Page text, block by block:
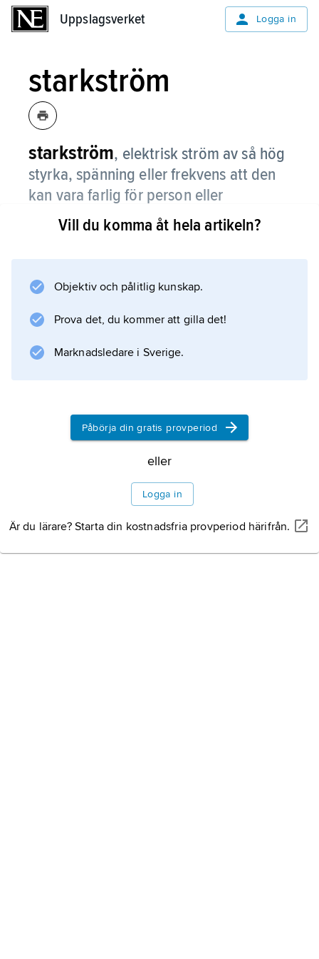
Uppslagsverket Logga in
starkström
starkström, elektrisk ström av så hög
styrka, spänning eller frekvens att den
kan vara farlig för person eller
egendom.
.
Information om artikeln
Vill du komma åt hela artikeln?
Objektiv och pålitlig kunskap.
Prova det, du kommer att gilla det!
Marknadsledare i Sverige.
Påbörja din gratis provperiod
eller
Logga in
Är du lärare? Starta din kostnadsfria provperiod härifrån.